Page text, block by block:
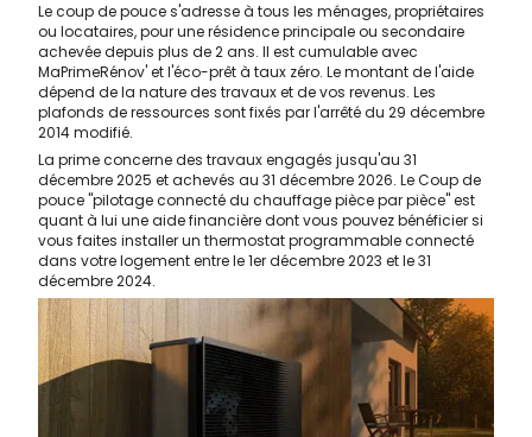
Le coup de pouce s'adresse à tous les ménages, propriétaires
ou locataires, pour une résidence principale ou secondaire
achevée depuis plus de 2 ans. Il est cumulable avec
MaPrimeRénov' et l'éco-prêt à taux zéro. Le montant de l'aide
dépend de la nature des travaux et de vos revenus. Les
plafonds de ressources sont fixés par l'arrêté du 29 décembre
2014 modifié.
La prime concerne des travaux engagés jusqu'au 31
décembre 2025 et achevés au 31 décembre 2026. Le Coup de
pouce "pilotage connecté du chauffage pièce par pièce" est
quant à lui une aide financière dont vous pouvez bénéficier si
vous faites installer un thermostat programmable connecté
dans votre logement entre le 1er décembre 2023 et le 31
décembre 2024.